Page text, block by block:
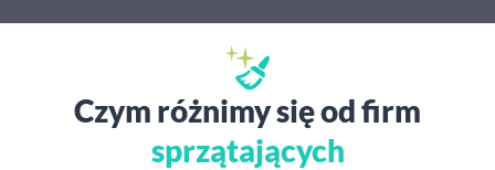
Czym różnimy się od firm
sprzątających